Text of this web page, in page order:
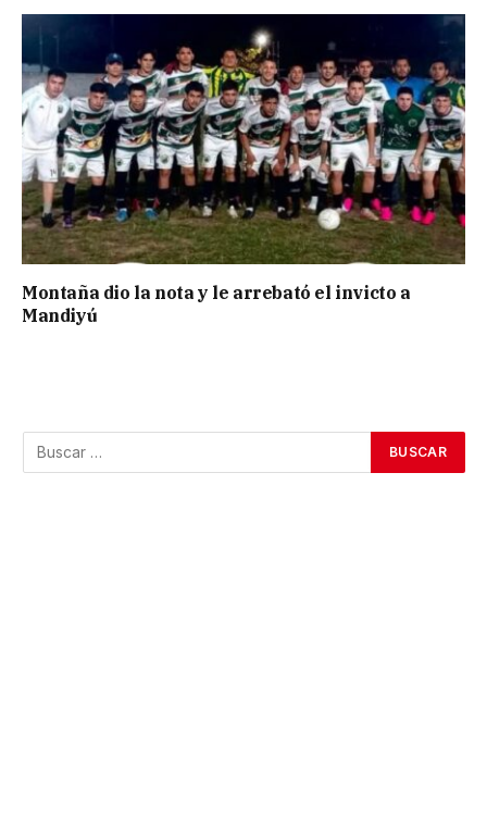
Montaña dio la nota y le arrebató el invicto a
Mandiyú